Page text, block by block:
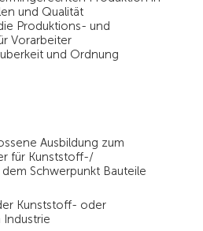
und Qualität
Produktions- und
Vorarbeiter
und Ordnung
Ausbildung zum
für Kunststoff-/
Schwerpunkt Bauteile
Kunststoff- oder